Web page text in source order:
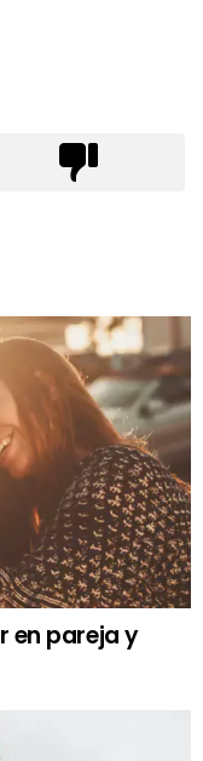
en pareja y